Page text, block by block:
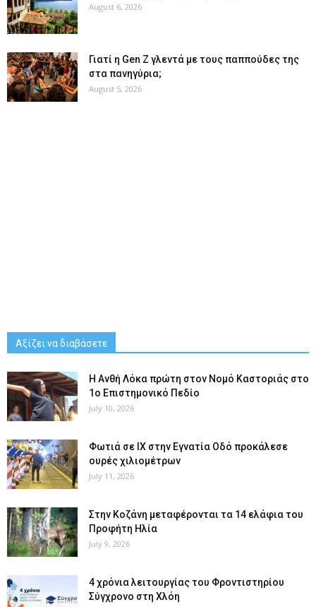
August 6, 2026
Γιατί η Gen Z γλεντά με τους παππούδες της
στα πανηγύρια;
August 5, 2026
Αξίζει να διαβάσετε
Η Ανθή Λόκα πρώτη στον Νομό Καστοριάς στο
1ο Επιστημονικό Πεδίο
July 10, 2026
Φωτιά σε ΙΧ στην Εγνατία Οδό προκάλεσε
ουρές χιλιομέτρων
July 11, 2026
Στην Κοζάνη μεταφέρονται τα 14 ελάφια του
Προφήτη Ηλία
July 9, 2026
4 χρόνια λειτουργίας του Φροντιστηρίου
Σύγχρονο στη Χλόη